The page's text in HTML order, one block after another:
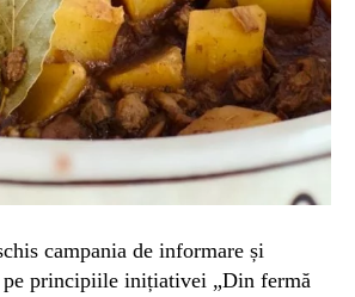
campania de informare și
pe principiile inițiativei „Din fermă